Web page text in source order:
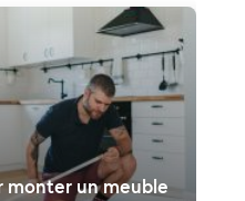
monter un meuble